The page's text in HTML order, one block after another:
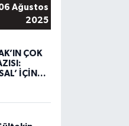
Ağustos
2025
ÇOK
İÇİN